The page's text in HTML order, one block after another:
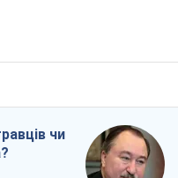
чи